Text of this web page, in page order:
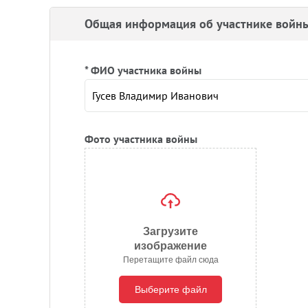
Общая информация об участнике
* ФИО участника войны
Фото участника войны
Загрузите
изображение
Перетащите файл сюда